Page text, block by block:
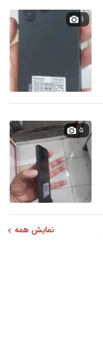
۱
۵
نمایش همه